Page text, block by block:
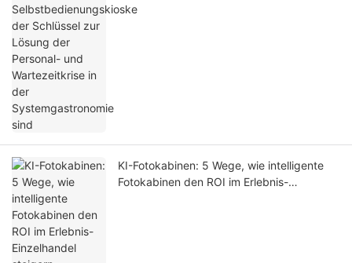
und Wartezeitkrise in der
KI-Fotokabinen: 5 Wege, wie intelligente
Fotokabinen den ROI im Erlebnis-